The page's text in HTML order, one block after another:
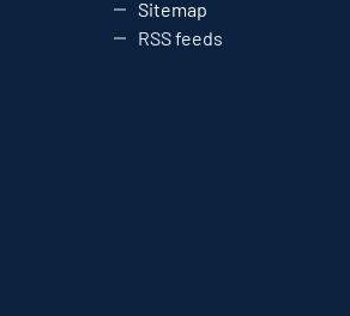
Sitemap
RSS feeds